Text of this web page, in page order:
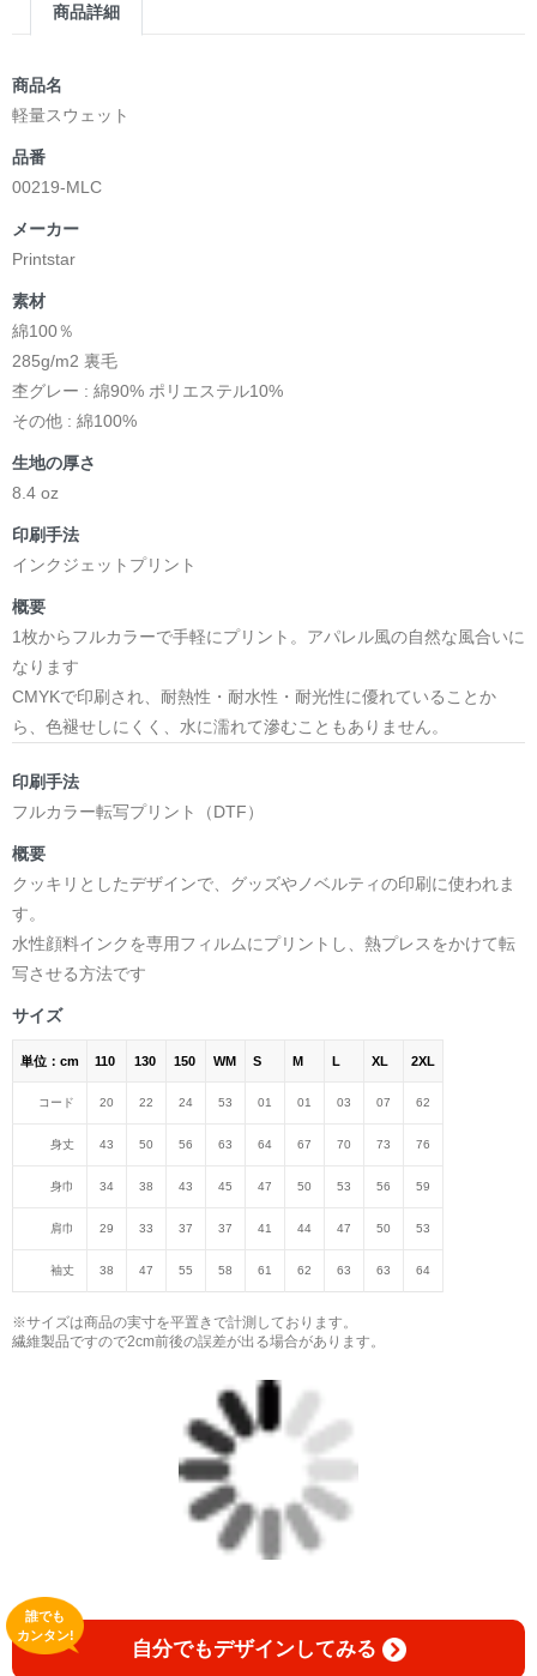
商品詳細
商品名
軽量スウェット
品番
00219-MLC
メーカー
Printstar
素材
綿100％
285g/m2 裏毛
杢グレー : 綿90% ポリエステル10%
その他 : 綿100%
生地の厚さ
8.4 oz
印刷手法
インクジェットプリント
概要
1枚からフルカラーで手軽にプリント。アパレル風の自然な風合いに
なります
CMYKで印刷され、耐熱性・耐水性・耐光性に優れていることか
ら、色褪せしにくく、水に濡れて滲むこともありません。
印刷手法
フルカラー転写プリント（DTF）
概要
クッキリとしたデザインで、グッズやノベルティの印刷に使われま
す。
水性顔料インクを専用フィルムにプリントし、熱プレスをかけて転
写させる方法です
サイズ
単位：cm 110 130 150 WM S M L XL 2XL
コード 20 22 24 53 01 01 03 07 62
身丈 43 50 56 63 64 67 70 73 76
身巾 34 38 43 45 47 50 53 56 59
肩巾 29 33 37 37 41 44 47 50 53
袖丈 38 47 55 58 61 62 63 63 64
※サイズは商品の実寸を平置きで計測しております。
繊維製品ですので2cm前後の誤差が出る場合があります。
自分でもデザインしてみる
誰でも
カンタン!